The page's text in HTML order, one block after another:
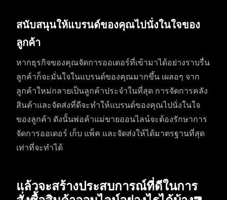
สนับสนุนให้แบรนด์ของคุณไปนั่งในใจของ
ลูกค้า
หากธุรกิจของคุณจัดการออเดอร์ที่เข้ามาได้อย่างราบรื่น
ลูกค้าก็จะมั่นใจในแบรนด์ของคุณมากขึ้น เผลอๆ จาก
ลูกค้าใหม่กลายเป็นลูกค้าประจำในที่สุด การจัดการคลัง
สินค้าและจัดส่งที่ดีจะทำให้แบรนด์ของคุณไปนั่งในใจ
ของลูกค้า ดังนั้นพ่อค้าแม่ขายออนไลน์จะต้องรักษาการ
จัดการออเดอร์ เก็บ แพ็ค และจัดส่งให้ได้มาตรฐานที่สุด
เท่าที่จะทำได้
แล้วจะสร้างประสบการณ์ที่ดีในการ